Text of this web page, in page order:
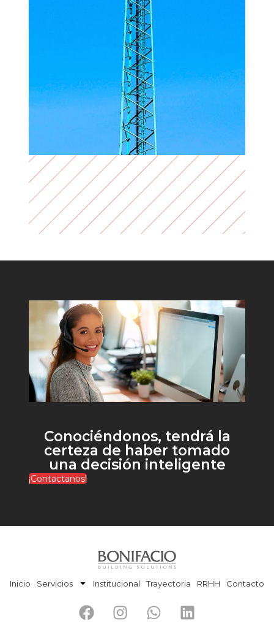
Conociéndonos, tendrá la
certeza de haber tomado
una decisión inteligente
¡Contactanos!
Inicio Servicios Institucional Trayectoria RRHH Contacto